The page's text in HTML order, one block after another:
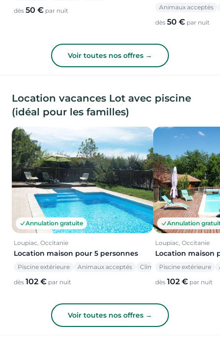
dès 50 € par nuit Animaux acceptés
dès 50 € par nuit
Voir toutes nos offres →
Location vacances Lot avec piscine
(idéal pour les familles)
Annulation gratuite
Loupiac, Occitanie
Location maison pour 5 personnes
Piscine extérieure Animaux acceptés Climatisation
dès 102 € par nuit
Annulation
Loupiac, Occitanie
Location maison
Piscine extérieure
dès 102 € par nuit
Voir toutes nos offres →